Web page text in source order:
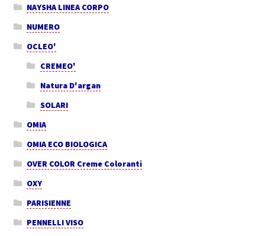
NAYSHA LINEA CORPO
NUMERO
OCLEO'
CREMEO'
Natura D'argan
SOLARI
OMIA
OMIA ECO BIOLOGICA
OVER COLOR Creme Coloranti
OXY
PARISIENNE
PENNELLI VISO